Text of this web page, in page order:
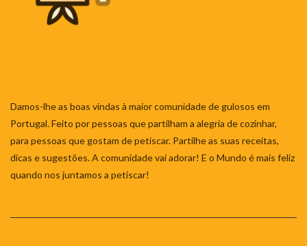
Damos-lhe as boas vindas à maior comunidade de gulosos em
Portugal. Feito por pessoas que partilham a alegria de cozinhar,
para pessoas que gostam de petiscar. Partilhe as suas receitas,
dicas e sugestões. A comunidade vai adorar! E o Mundo é mais feliz
quando nos juntamos a petiscar!